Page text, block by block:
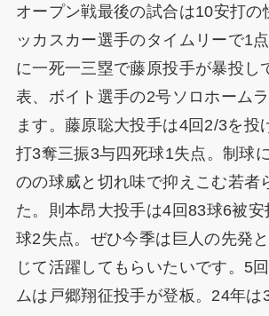
オープン戦最後の試合は10安打の
ッカスカー選手のタイムリーで1
に一死一三塁で藤原投手が暴投し
表、ボイト選手の2号ソロホーム
ます。藤原聡大投手は4回2/3を投
打3奪三振3与四死球1失点。制球
のの球威と切れ味で抑えこむ若者
た。則本昂大投手は4回83球6被
球2失点。ぜひ今季は巨人の先発
じて活躍してもらいたいです。5
ムは戸郷翔征投手が登板。24年は